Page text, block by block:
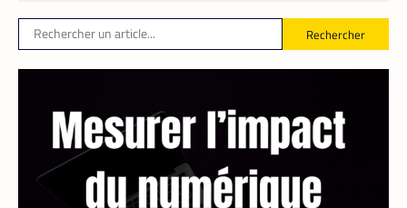
Rechercher
En lançant sa nouvelle application, Heetch
promet de transformer le modèle du VTC
chauffeurs de fixer directement et d’un